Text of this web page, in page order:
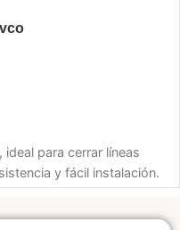
para cerrar líneas
y fácil instalación.